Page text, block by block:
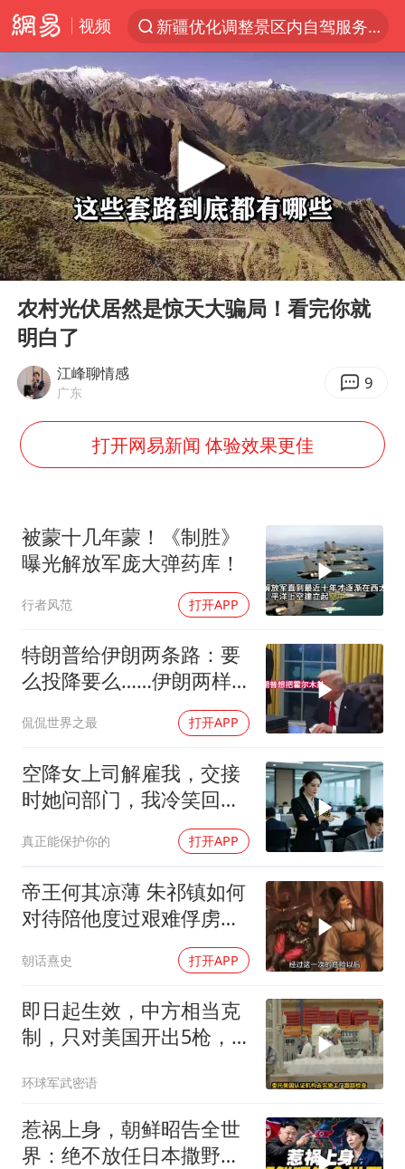
视频
新疆优化调整景区内自驾服务费
光影经济撬动暑期消费新蓝海
“新疆的交警怎么个个像我妈”
西湖突现狂风暴雨 游客瞬间被浇透
香港正式允许“拒绝抢救”
白海豚将正面袭击贯穿浙江
情侣平潭拍日出坠崖1死1伤
《欢迎来龙餐馆》口碑
微信又有新功能，你可以“撤回”你的撤回了！
杭州全市有序停课
“不怕六爷挂得多 就怕六爷挂一颗”
全民健身事业高质量发展
梁家辉百花奖演讲落泪
乐享全民健身 共筑健康中国
Play
00:00 09:02
农村光伏居然是惊天大骗局！看完你就
明白了
江峰聊情感
广东 9
打开网易新闻 体验效果更佳
被蒙十几年蒙！《制胜》
曝光解放军庞大弹药库！
行者风范 打开APP
特朗普给伊朗两条路：要
么投降要么……伊朗两样
都不选，美军无人机又被
打下来了
侃侃世界之最 打开APP
空降女上司解雇我，交接
时她问部门，我冷笑回
真正能保护你的 打开APP
帝王何其凉薄 朱祁镇如何
对待陪他度过艰难俘虏生
朝话熹史 打开APP
即日起生效，中方相当克
制，只对美国开出5枪，
环球军武密语
惹祸上身，朝鲜昭告全世
界：绝不放任日本撒野！